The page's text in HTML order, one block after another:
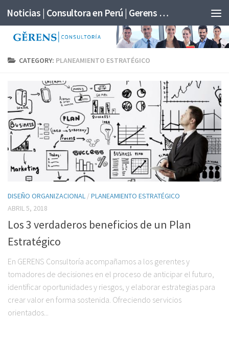
Noticias | Consultora en Perú | Gerens Consultoría
CATEGORY: PLANEAMIENTO ESTRATÉGICO
DISEÑO ORGANIZACIONAL /PLANEAMIENTO ESTRATÉGICO
ABRIL 5, 2018
Los 3 verdaderos beneficios de un Plan
Estratégico
En GERENS Consultoría acompañamos a los gerentes y
tomadores de decisiones en el proceso de anticipar el futuro,
identificar oportunidades y riesgos, y elaborar estrategias para
crear valor en forma sostenida. Ofreciendo servicios
orientados...